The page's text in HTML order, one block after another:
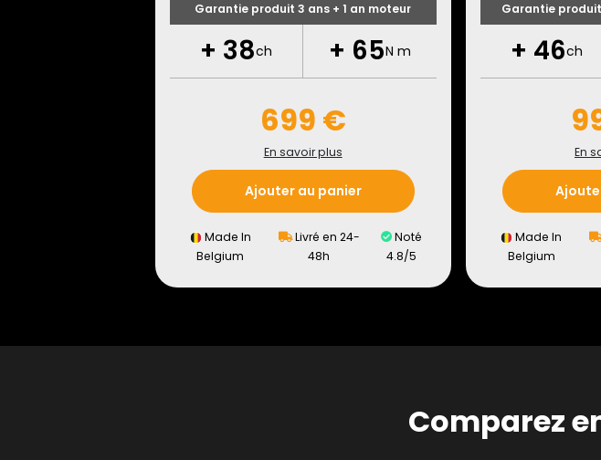
Garantie produit 3 ans + 1 an moteur
+ 38ch + 65N m
699 €
En savoir plus
Ajouter au panier
Made In
Belgium
Livré en 24-
48h
Noté
4.8/5
Garantie
+ 46ch
En
Made In
Belgium
Comparez